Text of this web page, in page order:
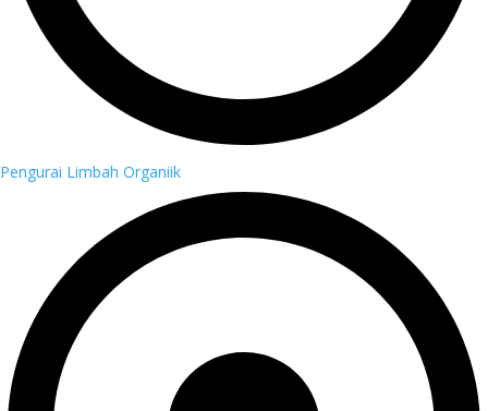
Pengurai Limbah Organiik